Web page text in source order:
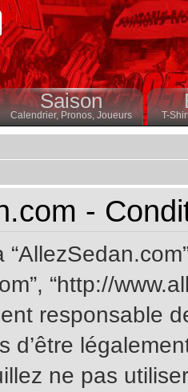
Saison
Calendrier,Pronos, Joueurs T-
-
“http://
responsable
d’être
ne pas